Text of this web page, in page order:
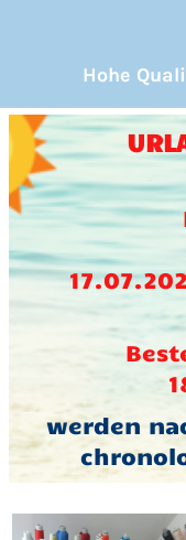
Hohe
werden